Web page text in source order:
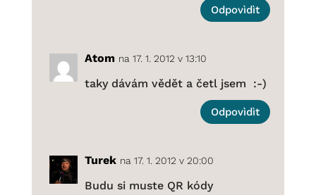
Odpovìdìt
Atom na 17. 1. 2012 v 13:10
taky dávám vědět a četl jsem :-)
Odpovìdìt
Turek na 17. 1. 2012 v 20:00
Budu si muste QR kódy